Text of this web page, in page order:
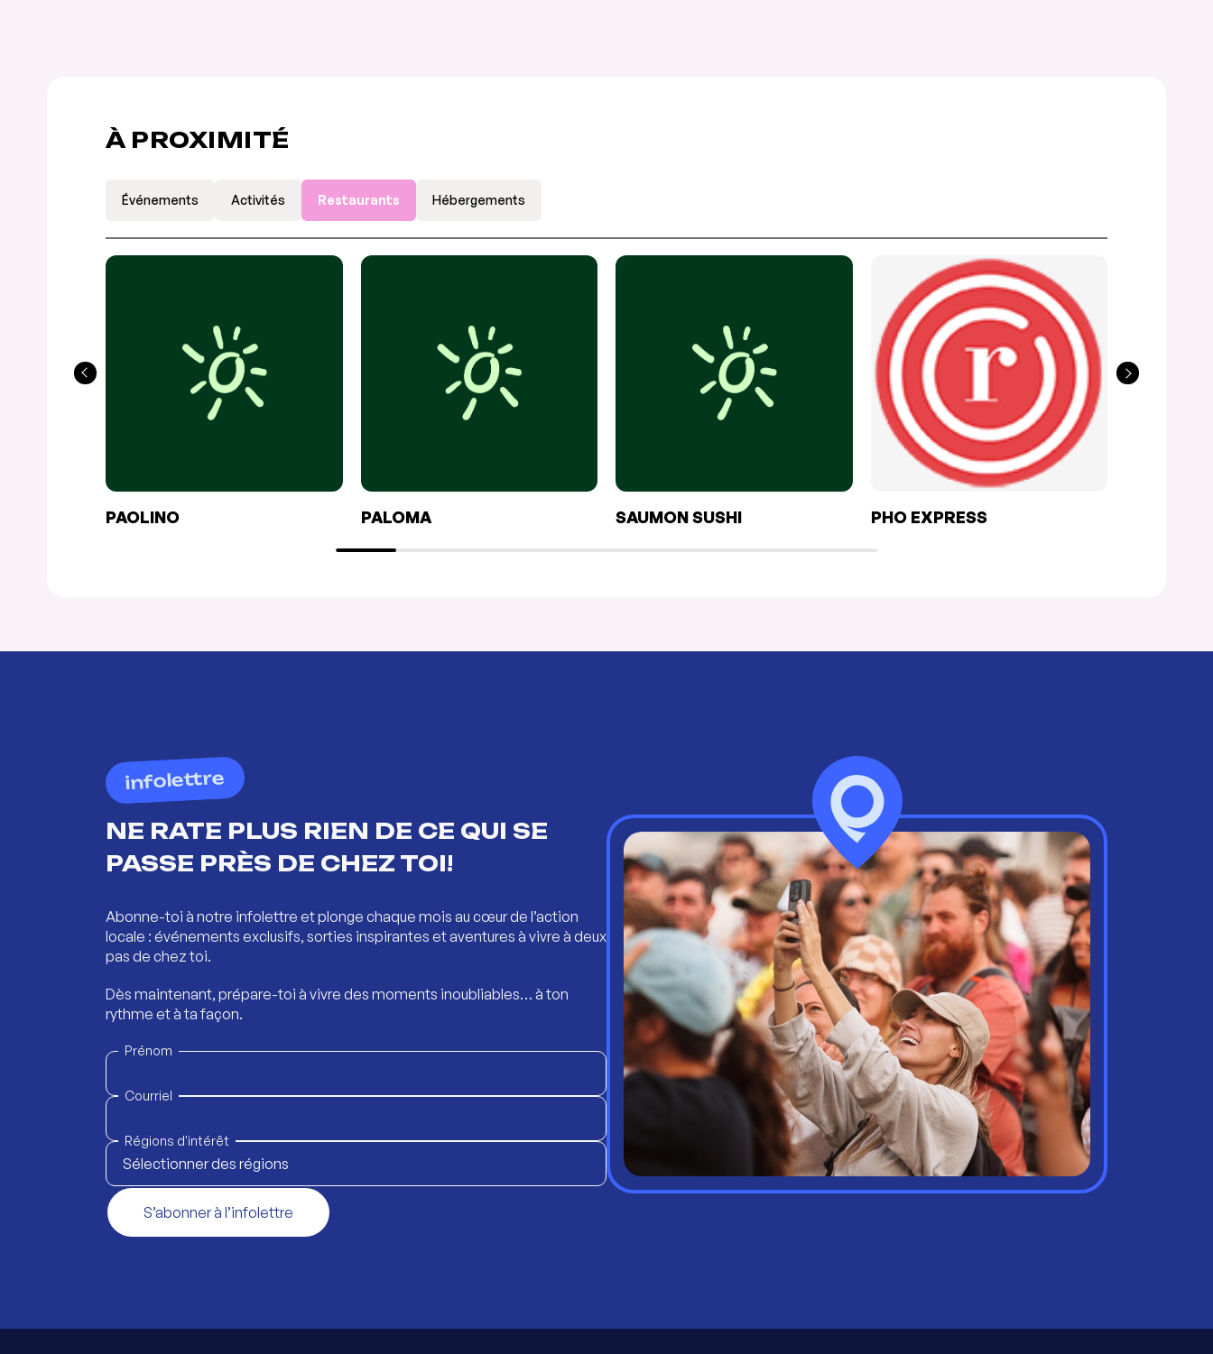
À PROXIMITÉ
Événements Activités Restaurants Hébergements
PAOLINO PALOMA SAUMON SUSHI PHO EXPRESS
infolettre
NE RATE PLUS RIEN DE CE QUI SE
PASSE PRÈS DE CHEZ TOI!
Abonne-toi à notre infolettre et plonge chaque mois au cœur de l’action
locale : événements exclusifs, sorties inspirantes et aventures à vivre à deux
pas de chez toi.
Dès maintenant, prépare-toi à vivre des moments inoubliables… à ton
rythme et à ta façon.
Prénom
Courriel
Régions d'intérêt
Sélectionner des régions
S’abonner à l’infolettre